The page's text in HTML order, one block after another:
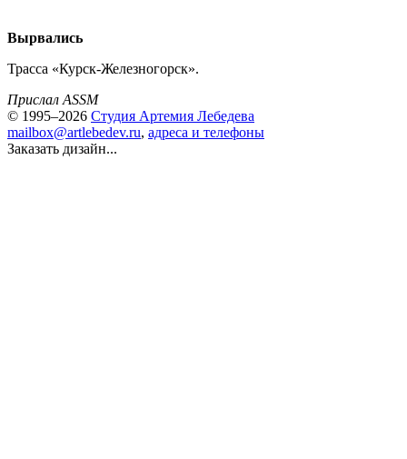
Вырвались
Трасса «Курск-Железногорск».
Прислал ASSM
© 1995–2026 Студия Артемия Лебедева
mailbox@artlebedev.ru, адреса и телефоны
Заказать дизайн...